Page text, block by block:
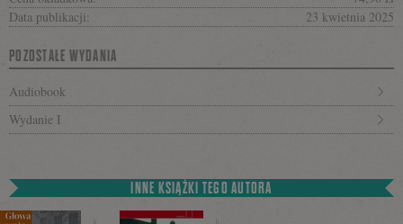
Data publikacji:
23 kwietnia 2025
POZOSTAŁE WYDANIA
Audiobook
Wydanie I
INNE KSIĄŻKI TEGO AUTORA